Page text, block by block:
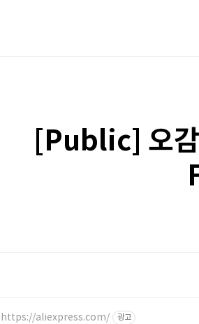
[Public] 오
https://aliexpress.com/ 광고